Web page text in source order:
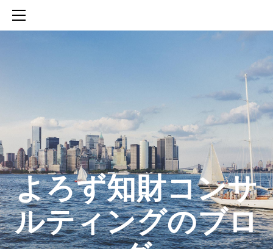
​よろず知財コンサ
ルティングのブロ
SERVICES
知財活動のROICへの貢献
生成AIを活用した知財戦略の策定方法
生成AIとの「壁打ち」で、新たな発明を創出する方法